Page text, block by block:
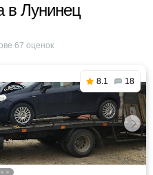
в Лунинец
67 оценок
8.1 18